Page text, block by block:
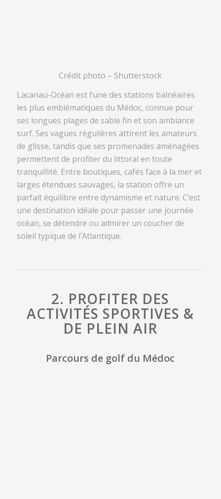
Crédit photo – Shutterstock
Lacanau-Océan est l’une des stations balnéaires
les plus emblématiques du Médoc, connue pour
ses longues plages de sable fin et son ambiance
surf. Ses vagues régulières attirent les amateurs
de glisse, tandis que ses promenades aménagées
permettent de profiter du littoral en toute
tranquillité. Entre boutiques, cafés face à la mer et
larges étendues sauvages, la station offre un
parfait équilibre entre dynamisme et nature. C’est
une destination idéale pour passer une journée
océan, se détendre ou admirer un coucher de
soleil typique de l’Atlantique.
2. PROFITER DES
ACTIVITÉS SPORTIVES &
DE PLEIN AIR
Parcours de golf du Médoc